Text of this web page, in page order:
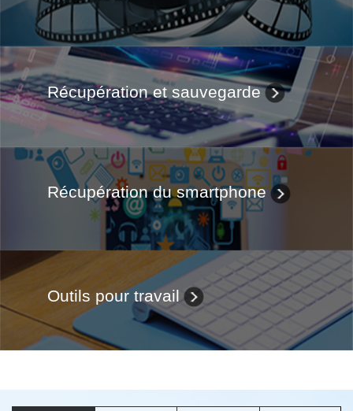
Récupération et sauvegarde
Récupération du smartphone
Outils pour travail